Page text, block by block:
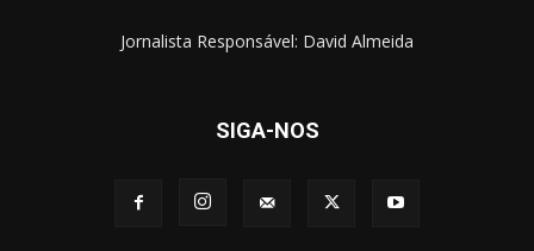
Jornalista Responsável: David Almeida
SIGA-NOS